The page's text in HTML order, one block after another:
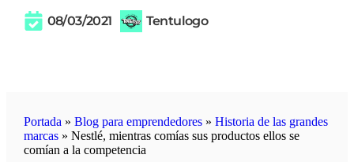
08/03/2021 Tentulogo
Portada » Blog para emprendedores» Historia de las grandes
marcas» Nestlé, mientras comías sus productos ellos se
comían a la competencia